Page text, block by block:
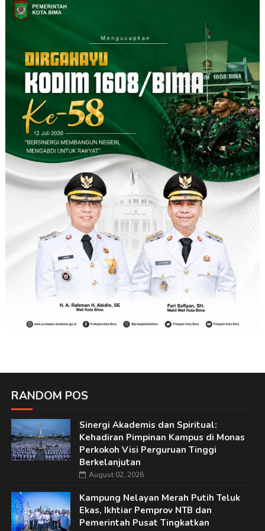
RANDOM POS
Sinergi Akademis dan Spiritual:
Kehadiran Pimpinan Kampus di Monas
Perkokoh Visi Perguruan Tinggi
Berkelanjutan
August 02, 2026
Kampung Nelayan Merah Putih Teluk
Ekas, Ikhtiar Pemprov NTB dan
Pemerintah Pusat Tingkatkan